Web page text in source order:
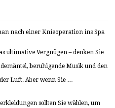
nach einer Knieoperation ins Spa
ultimative Vergnügen – denken Sie
beruhigende Musik und den
Luft. Aber wenn Sie …
sollten Sie wählen, um